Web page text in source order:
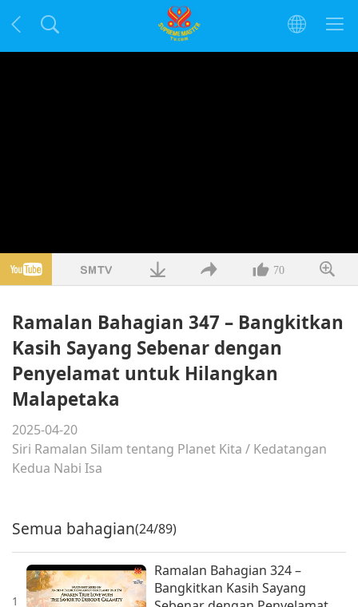
70
Ramalan Bahagian 347 – Bangkitkan
Kasih Sayang Sebenar dengan
Penyelamat untuk Hilangkan
Malapetaka
2025-04-20
Siri Ramalan Silam tentang Planet Kita / Kedatangan
Kedua Nabi Isa
Semua bahagian(24/89)
1
Ramalan Bahagian 324 –
Bangkitkan Kasih Sayang